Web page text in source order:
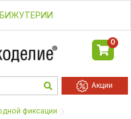
0
Акции
фиксации